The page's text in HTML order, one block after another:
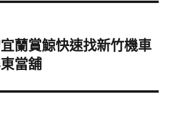
蘭賞鯨快速找新竹機車
當舖